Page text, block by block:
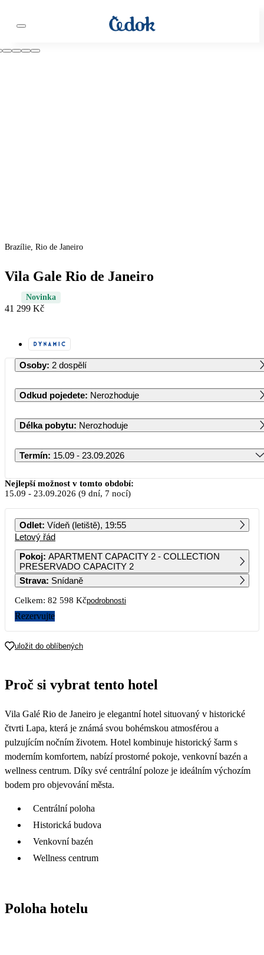
Brazílie, Rio de Janeiro
Vila Gale Rio de Janeiro
Novinka
41 299 Kč
Osoby: 2 dospělí
Odkud pojedete: Nerozhoduje
Délka pobytu: Nerozhoduje
Termín: 15.09 - 23.09.2026
Září 2026
PO ÚT ST ČT PÁ SO NE
43 169
7
51 439
8
46 919
9 10 11 12 13
47 189
14
48 129
15 16
21
47 319
22
39 229
23 24 25 26 27
Nejlepší možnost v tomto období:
15.09 - 23.09.2026 (9 dní, 7 nocí)
Odlet: Vídeň (letiště), 19:55
Letový řád
Pokoj: APARTMENT CAPACITY 2 - COLLECTION
PRESERVADO CAPACITY 2
Strava: Snídaně
Celkem: 82 598 Kčpodrobnosti
Rezervujte
uložit do oblíbených
Proč si vybrat tento hotel
Vila Galé Rio de Janeiro je elegantní hotel situovaný v historické
čtvrti Lapa, která je známá svou bohémskou atmosférou a
pulzujícím nočním životem. Hotel kombinuje historický šarm s
moderním komfortem, nabízí prostorné pokoje, venkovní bazén a
wellness centrum. Díky své centrální poloze je ideálním výchozím
bodem pro objevování města.
Centrální poloha
Historická budova
Venkovní bazén
Wellness centrum
Poloha hotelu